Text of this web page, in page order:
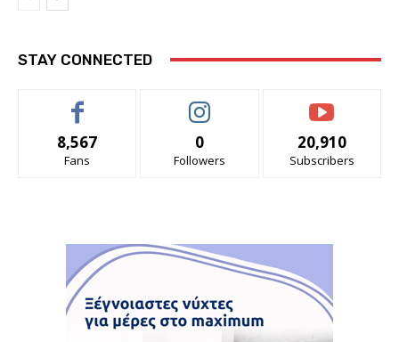
STAY CONNECTED
8,567
Fans
0
Followers
20,910
Subscribers